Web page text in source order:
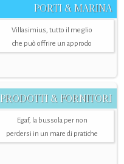
PORTI & MARINA
Villasimius, tutto il meglio
che può offrire un approdo
PRODOTTI & FORNITORI
Egaf, la bussola per non
perdersi in un mare di pratiche